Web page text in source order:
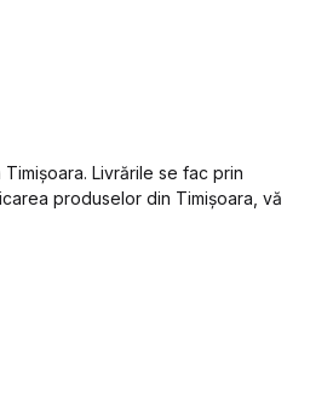
Livrările se fac prin
produselor din Timișoara, vă